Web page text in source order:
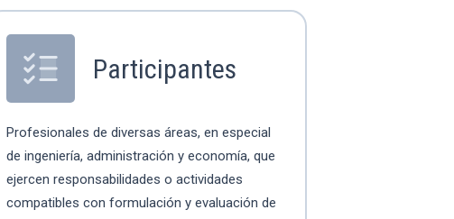
Participantes
Profesionales de diversas áreas, en especial
de ingeniería, administración y economía, que
ejercen responsabilidades o actividades
compatibles con formulación y evaluación de